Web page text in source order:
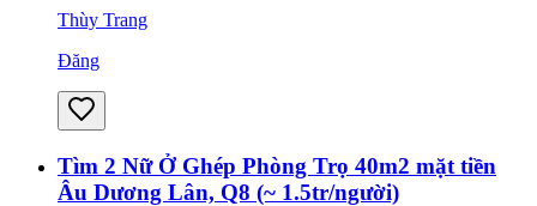
Thùy Trang
Đăng
Tìm 2 Nữ Ở Ghép Phòng Trọ 40m2 mặt tiền
Âu Dương Lân, Q8 (~ 1.5tr/người)